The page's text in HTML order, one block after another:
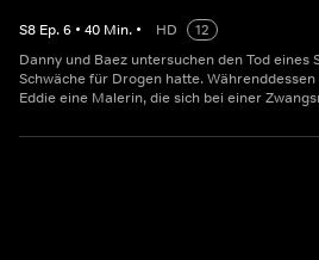
S8 Ep.6 • 40 Min. • HD
12
Danny und Baez untersuchen den Tod eines
Schwäche für Drogen hatte.
Eddie eine Malerin, die sich bei einer